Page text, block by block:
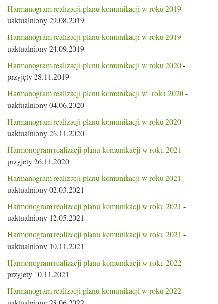
Harmanogram realizacji planu komunikacji w roku 2019-
uaktualniony 29.08.2019
Harmanogram realizacji planu komunikacji w roku 2019-
uaktualniony 24.09.2019
Harmanogram realizacji planu komunikacji w roku 2020-
przyjęty 28.11.2019
Harmanogram realizacji planu komunikacji w roku 2020-
uaktualniony 04.06.2020
Harmanogram realizacji planu komunikacji w roku 2020-
uaktualniony 26.11.2020
Harmonogram realizacji planu komunikacji w roku 2021 -
przyjety 26.11.2020
Harmanogram realizacji planu komunikacji w roku 2021 -
uaktualniony 02.03.2021
Harmonogram realizacji planu komunikacji w roku 2021 -
uaktualniony 12.05.2021
Harmonogram realizacji planu komunikacji w roku 2021 -
uaktualniony 10.11.2021
Harmonogram realizacji planu komunikacji w roku 2022-
przyjety 10.11.2021
Harmanogram realizacji planu komunikacji w roku 2022-